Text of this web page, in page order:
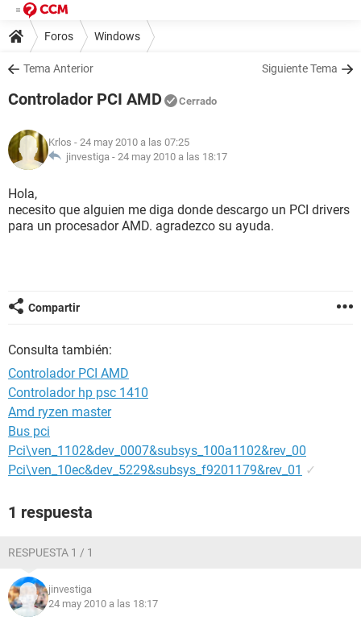
Foros Windows
Tema Anterior Siguiente Tema
Controlador PCI AMD Cerrado
Krlos - 24 may 2010 a las 07:25
jinvestiga - 24 may 2010 a las 18:17
Hola,
necesito que alguien me diga donde descargo un PCI drivers
para un procesador AMD. agradezco su ayuda.
Compartir
Consulta también:
Controlador PCI AMD
Controlador hp psc 1410
Amd ryzen master
Bus pci
Pci\ven_1102&dev_0007&subsys_100a1102&rev_00
Pci\ven_10ec&dev_5229&subsys_f9201179&rev_01 ✓
1 respuesta
RESPUESTA 1 / 1
jinvestiga
24 may 2010 a las 18:17